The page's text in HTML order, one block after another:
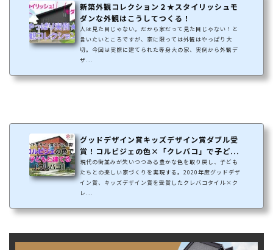
新築外観コレクション２★スタイリッシュモ
ダンな外観はこうしてつくる！
人は見た目じゃない。だから家だって見た目じゃない！と
言いたいところですが、家に限っては外観はやっぱり大
切。今回は実際に建てられた等身大の家、実例から外観デ
ザ...
グッドデザイン賞キッズデザイン賞ダブル受
賞！コルビジェの色×「クレバコ」で子ど...
現代の街並みが失いつつある豊かな色を取り戻し、子ども
たちとの楽しい家づくりを実現する。2020年度グッドデザ
イン賞、キッズデザイン賞を受賞したクレバコタイル×ク
レ...